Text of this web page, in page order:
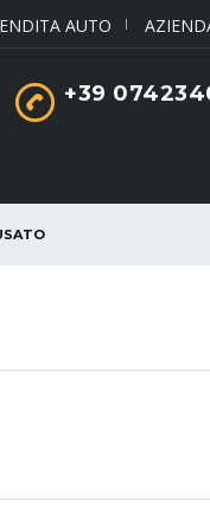
AUTO
+39